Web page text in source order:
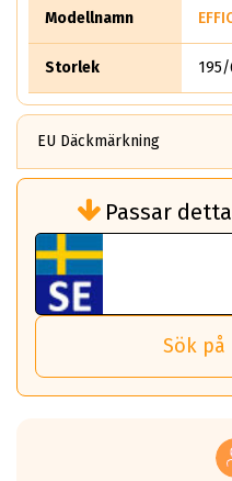
Modellnamn
Storlek 195/
EU Däckmärkning
bränsleförbrukningen)
Det ska vara en
till G för rullmotstånd.
Ett klass A däck kommer
bränsleförbrukning än ett
Det betyder att om man
så sparar man 50 liter
vilken körstil du använder.
Passar
Sök